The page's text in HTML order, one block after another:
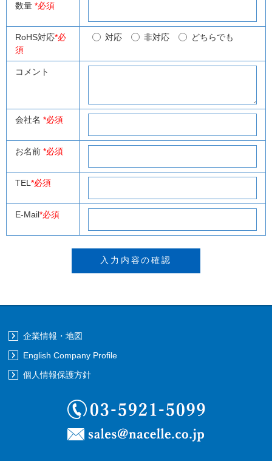
数量 *必須
RoHS対応*必
須
対応 非対応 どちらでも
コメント
会社名 *必須
お名前 *必須
TEL *必須
E-Mail*必須
企業情報・地図
English Company Profile
個人情報保護方針